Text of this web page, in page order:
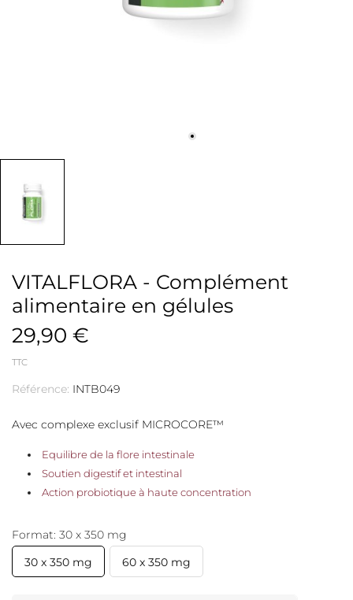
VITALFLORA - Complément
alimentaire en gélules
29,90 €
TTC
Référence: INTB049
Avec complexe exclusif MICROCORE™
Equilibre de la flore intestinale
Soutien digestif et intestinal
Action probiotique à haute concentration
Format: 30 x 350 mg
30 x 350 mg
60 x 350 mg